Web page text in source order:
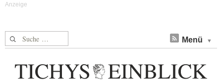
Suche nach: Menü